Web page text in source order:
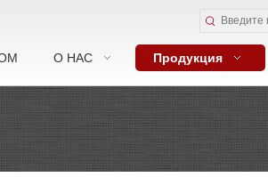
О НАС Продукция